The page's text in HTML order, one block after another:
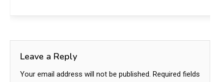
Leave a Reply
Your email address will not be published. Required fields